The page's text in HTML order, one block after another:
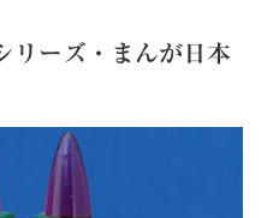
リーズ・まんが日本